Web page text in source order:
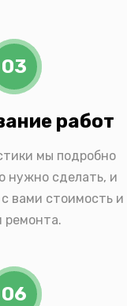
03
работ
мы подробно
нужно сделать, и
вами стоимость и
ремонта.
06